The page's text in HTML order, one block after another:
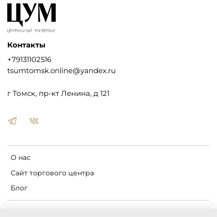
О нас
Сайт торгового центра
Блог
Контакты
+79131102516
tsumtomsk.online@yandex.ru
г Томск, пр-кт Ленина, д 121